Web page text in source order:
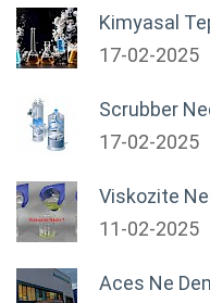
Kimyasal
17-02-2025
Scrubber
17-02-2025
Viskozite
11-02-2025
Aces Ne